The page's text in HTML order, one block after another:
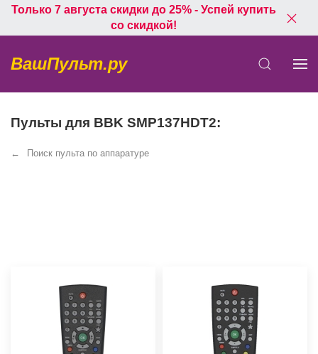
Только 7 августа скидки до 25% - Успей купить
со скидкой!
ВашПульт.ру
Пульты для BBK SMP137HDT2:
Поиск пульта по аппаратуре